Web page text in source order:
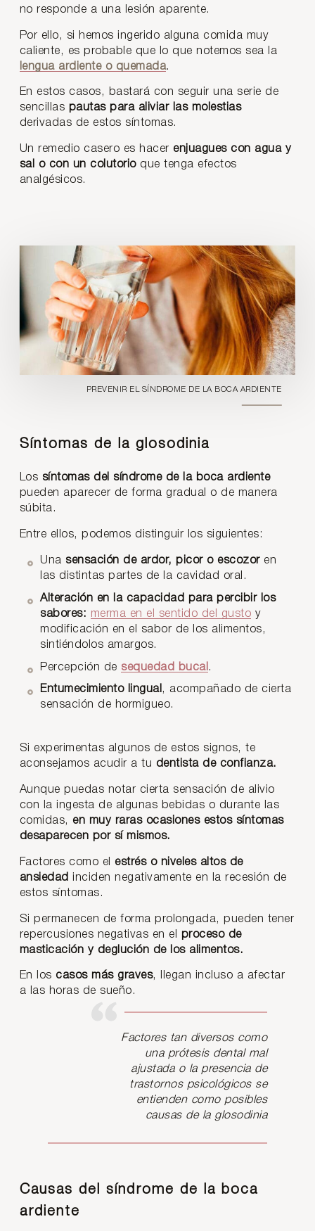
no responde a una lesión aparente.
Por ello, si hemos ingerido alguna comida muy
caliente, es probable que lo que notemos sea la
lengua ardiente o quemada.
En estos casos, bastará con seguir una serie de
sencillas pautas para aliviar las molestias
derivadas de estos síntomas.
Un remedio casero es hacer enjuagues con agua y
sal o con un colutorioque tenga efectos
analgésicos.
PREVENIR EL SÍNDROME DE LA BOCA ARDIENTE
Síntomas de la glosodinia
Los síntomas del síndrome de la boca ardiente
pueden aparecer de forma gradual o de manera
súbita.
Entre ellos, podemos distinguir los siguientes:
Una sensación de ardor, picor o escozoren
las distintas partes de la cavidad oral.
Alteración en la capacidad para percibir los
sabores: merma en el sentido del gusto y
modificación en el sabor de los alimentos,
sintiéndolos amargos.
Percepción de sequedad bucal .
Entumecimiento lingual , acompañado de cierta
sensación de hormigueo.
Si experimentas algunos de estos signos, te
aconsejamos acudir a tu dentista de confianza.
Aunque puedas notar cierta sensación de alivio
con la ingesta de algunas bebidas o durante las
comidas, en muy raras ocasiones estos síntomas
desaparecen por sí mismos.
Factores como el
estrés o niveles altos de
ansiedad inciden negativamente en la recesión de
estos síntomas.
Si permanecen de forma prolongada, pueden tener
repercusiones negativas en el
proceso de
masticación y deglución de los alimentos.
En los casos más graves, llegan incluso a afectar
a las horas de sueño.
Factores tan diversos como
una prótesis dental mal
ajustada o la presencia de
trastornos psicológicos se
entienden como posibles
causas de la glosodinia
Causas del síndrome de la boca
ardiente